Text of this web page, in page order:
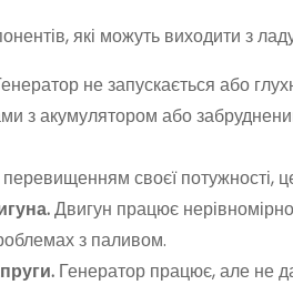
які можуть виходити з
не запускається або
з акумулятором або
своєї потужності,
Двигун працює
з паливом.
Генератор працює, але не